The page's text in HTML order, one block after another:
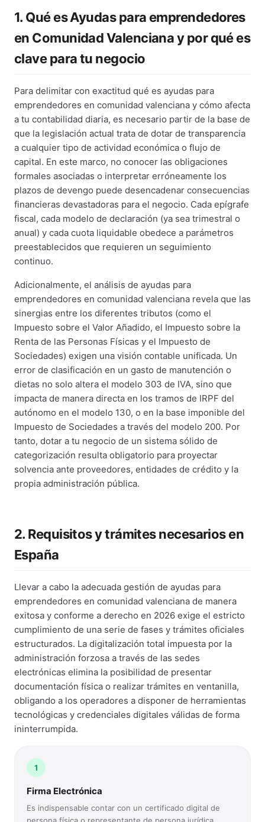
1. Qué es Ayudas para emprendedores
en Comunidad Valenciana y por qué es
clave para tu negocio
Para delimitar con exactitud qué es ayudas para
emprendedores en comunidad valenciana y cómo afecta
a tu contabilidad diaria, es necesario partir de la base de
que la legislación actual trata de dotar de transparencia
a cualquier tipo de actividad económica o flujo de
capital. En este marco, no conocer las obligaciones
formales asociadas o interpretar erróneamente los
plazos de devengo puede desencadenar consecuencias
financieras devastadoras para el negocio. Cada epígrafe
fiscal, cada modelo de declaración (ya sea trimestral o
anual) y cada cuota liquidable obedece a parámetros
preestablecidos que requieren un seguimiento
continuo.
Adicionalmente, el análisis de ayudas para
emprendedores en comunidad valenciana revela que las
sinergias entre los diferentes tributos (como el
Impuesto sobre el Valor Añadido, el Impuesto sobre la
Renta de las Personas Físicas y el Impuesto de
Sociedades) exigen una visión contable unificada. Un
error de clasificación en un gasto de manutención o
dietas no solo altera el modelo 303 de IVA, sino que
impacta de manera directa en los tramos de IRPF del
autónomo en el modelo 130, o en la base imponible del
Impuesto de Sociedades a través del modelo 200. Por
tanto, dotar a tu negocio de un sistema sólido de
categorización resulta obligatorio para proyectar
solvencia ante proveedores, entidades de crédito y la
propia administración pública.
2. Requisitos y trámites necesarios en
España
Llevar a cabo la adecuada gestión de ayudas para
emprendedores en comunidad valenciana de manera
exitosa y conforme a derecho en 2026 exige el estricto
cumplimiento de una serie de fases y trámites oficiales
estructurados. La digitalización total impuesta por la
administración forzosa a través de las sedes
electrónicas elimina la posibilidad de presentar
documentación física o realizar trámites en ventanilla,
obligando a los operadores a disponer de herramientas
tecnológicas y credenciales digitales válidas de forma
ininterrumpida.
1
Firma Electrónica
Es indispensable contar con un certificado digital de